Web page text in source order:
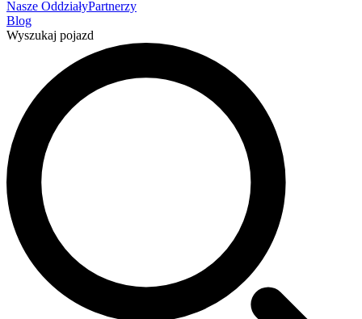
Nasze OddziałyPartnerzy
Blog
Wyszukaj pojazd